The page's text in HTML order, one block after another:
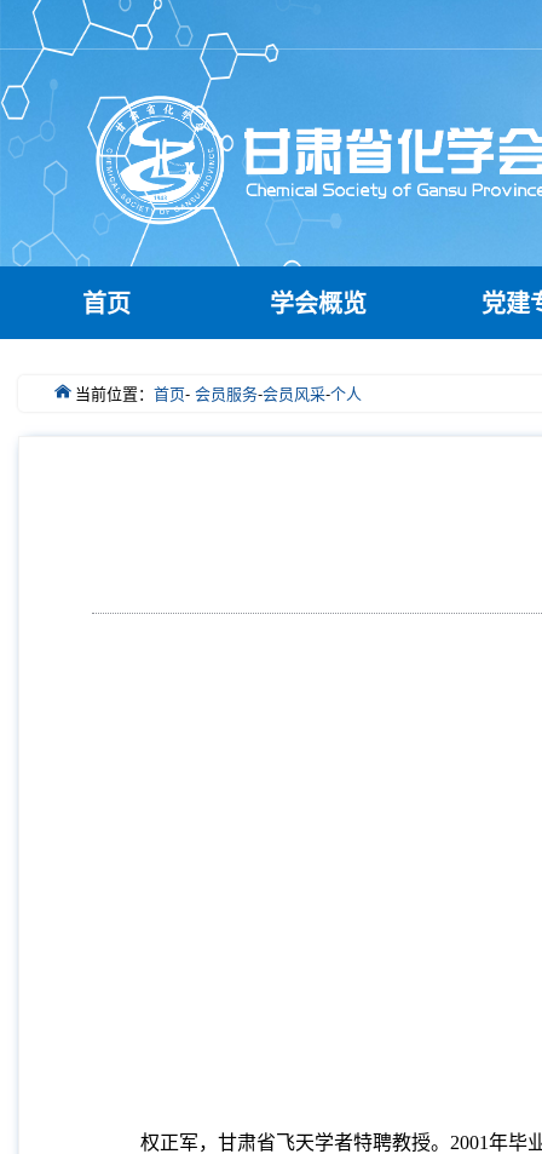
首页 学会概览 党建
当前位置： 首页- 会员服务-会员风采-个人
权正军，甘肃省飞天学者特聘教授。2001年毕